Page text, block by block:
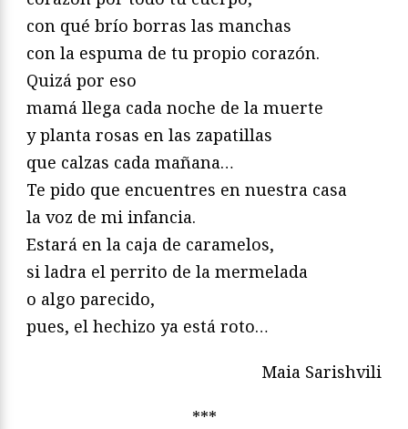
con qué brío borras las manchas
con la espuma de tu propio corazón.
Quizá por eso
mamá llega cada noche de la muerte
y planta rosas en las zapatillas
que calzas cada mañana…
Te pido que encuentres en nuestra casa
la voz de mi infancia.
Estará en la caja de caramelos,
si ladra el perrito de la mermelada
o algo parecido,
pues, el hechizo ya está roto…
Maia Sarishvili
***